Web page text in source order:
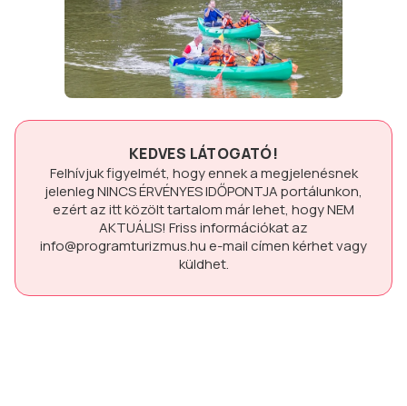
KEDVES LÁTOGATÓ!
Felhívjuk figyelmét, hogy ennek a megjelenésnek
jelenlegNINCS ÉRVÉNYES IDŐPONTJAportálunkon,
ezért az itt közölt tartalom már lehet, hogyNEM
AKTUÁLIS! Friss információkat az
info@programturizmus.hue-mail címen kérhet vagy
küldhet.